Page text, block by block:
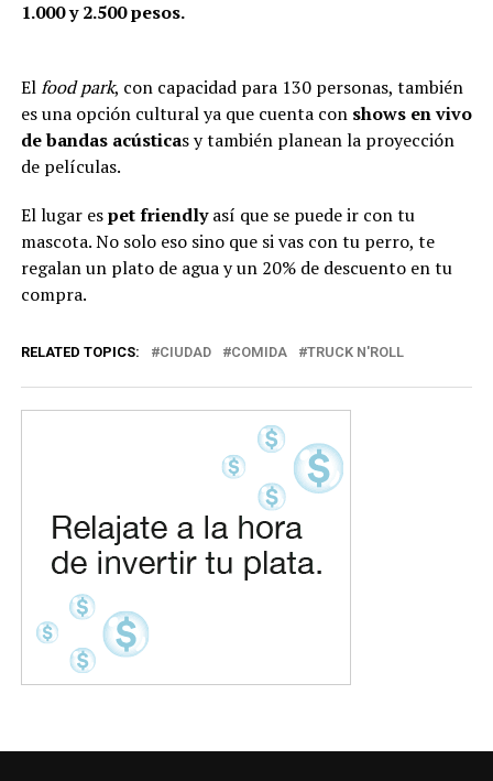
1.000 y 2.500 pesos.
Elfood park, con capacidad para 130 personas, también
es una opción cultural ya que cuenta conshows en vivo
de bandas acústicas y también planean la proyección
de películas.
El lugar espet friendlyasí que se puede ir con tu
mascota. No solo eso sino que si vas con tu perro, te
regalan un plato de agua y un 20% de descuento en tu
compra.
RELATED TOPICS: CIUDAD COMIDA TRUCK N'ROLL